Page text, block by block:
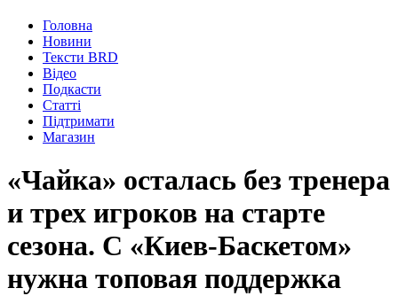
Головна
Новини
Тексти BRD
Відео
Подкасти
Статті
Підтримати
Магазин
«Чайка» осталась без тренера
и трех игроков на старте
сезона. С «Киев-Баскетом»
нужна топовая поддержка